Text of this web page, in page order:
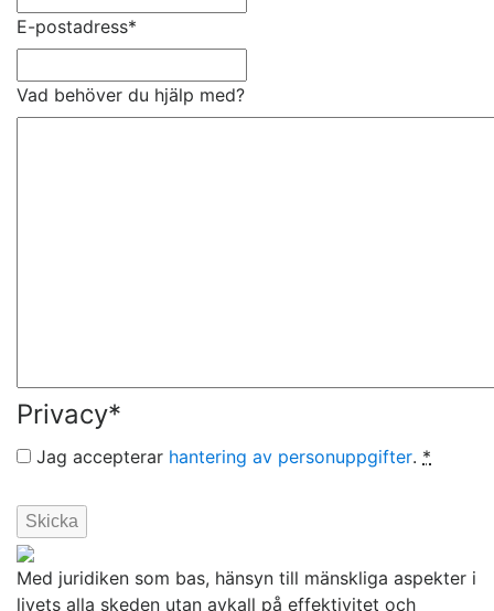
E-postadress*
Vad behöver du hjälp med?
Privacy*
Jag accepterar hantering av personuppgifter. *
Med juridiken som bas, hänsyn till mänskliga aspekter i
livets alla skeden utan avkall på effektivitet och